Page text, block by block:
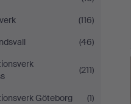
(116)
(46)
(211)
Göteborg
(1)